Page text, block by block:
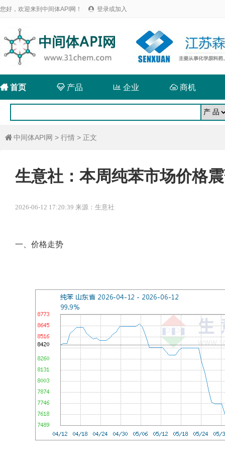
您好，欢迎来到中间体API网！  登录或加入
首页 产品  企业  商机
 中间体API网 > 行情 > 正文
生意社：本周纯苯市场价格
2026-06-12 17:20:39 来源：生意社
一、价格走势